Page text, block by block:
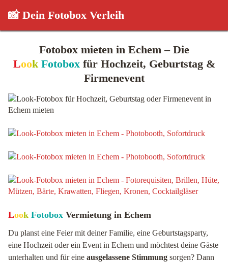
📸 Dein Fotobox Verleih
Fotobox mieten in Echem – Die
Look Fotoboxfür Hochzeit, Geburtstag &
Firmenevent
Look Fotobox Vermietung in Echem
Du planst eine Feier mit deiner Familie, eine Geburtstagsparty,
eine Hochzeit oder ein Event in Echem und möchtest deine Gäste
unterhalten und für eine ausgelassene Stimmung sorgen? Dann